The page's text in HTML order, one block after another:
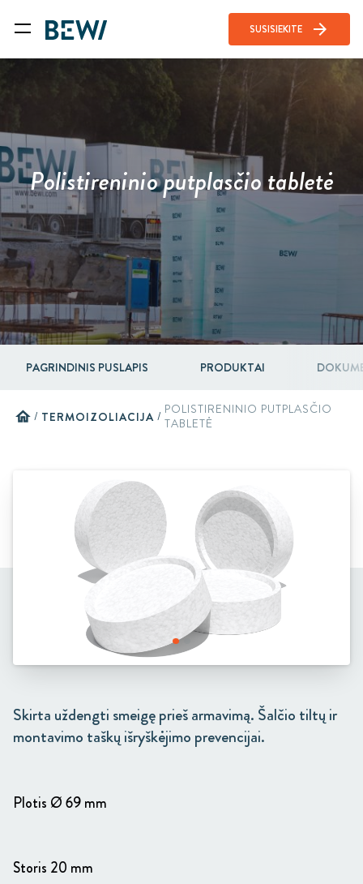
SUSISIEKITE arrow_forward
Polistireninio putplasčio tabletė
PAGRINDINIS PUSLAPIS PRODUKTAI
home / TERMOIZOLIACIJA / POLISTIRENINIO PUTPLASČIO
TABLETĖ
Skirta uždengti smeigę prieš armavimą. Šalčio tiltų ir
montavimo taškų išryškėjimo prevencijai.
Plotis Ø 69 mm
Storis 20 mm